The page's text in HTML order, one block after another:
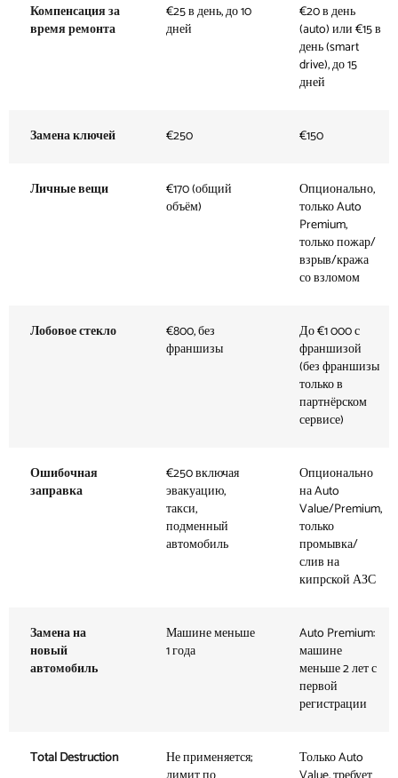
Компенсация за
время ремонта
€25 в день, до 10
дней
€20 в день
(auto) или €15 в
день (smart
drive), до 15
дней
Замена ключей €250 €150
Личные вещи
€170 (общий
объём)
Опционально,
только Auto
Premium,
только пожар/
взрыв/кража
со взломом
Лобовое стекло
€800, без
франшизы
До €1 000 с
франшизой
(без франшизы
только в
партнёрском
сервисе)
Ошибочная
заправка
€250 включая
эвакуацию,
такси,
подменный
автомобиль
Опционально
на Auto
Value/Premium,
только
промывка/
слив на
кипрской АЗС
Замена на
новый
автомобиль
Машине меньше
1 года
Auto Premium:
машине
меньше 2 лет с
первой
регистрации
Total Destruction
Не применяется;
Только Auto